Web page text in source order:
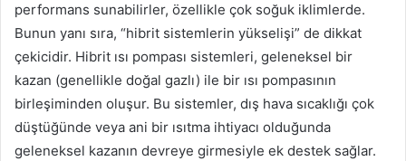
performans sunabilirler, özellikle çok soğuk iklimlerde.
Bunun yanı sıra, “hibrit sistemlerin yükselişi” de dikkat
çekicidir. Hibrit ısı pompası sistemleri, geleneksel bir
kazan (genellikle doğal gazlı) ile bir ısı pompasının
birleşiminden oluşur. Bu sistemler, dış hava sıcaklığı çok
düştüğünde veya ani bir ısıtma ihtiyacı olduğunda
geleneksel kazanın devreye girmesiyle ek destek sağlar.